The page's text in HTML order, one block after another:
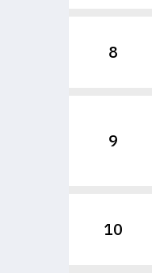
8
9
10